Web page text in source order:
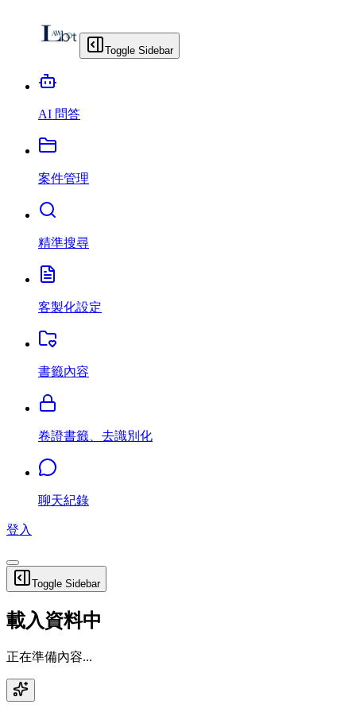
Toggle Sidebar
AI 問答
案件管理
精準搜尋
客製化設定
書籤內容
卷證書籤、去識別化
聊天紀錄
登入
Toggle Sidebar
載入資料中
正在準備內容...